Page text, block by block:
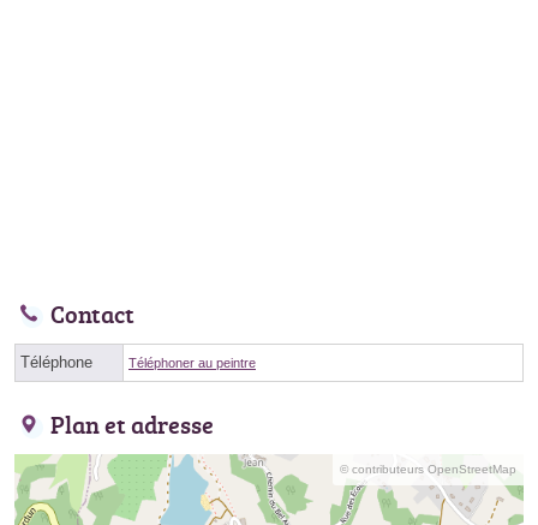
Contact
Téléphone Téléphoner au peintre
Plan et adresse
© contributeurs OpenStreetMap